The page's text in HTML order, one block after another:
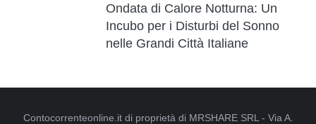
Ondata di Calore Notturna: Un
Incubo per i Disturbi del Sonno
nelle Grandi Città Italiane
Contocorrenteonline.it di proprietà di MRSHARE SRL - Via A.